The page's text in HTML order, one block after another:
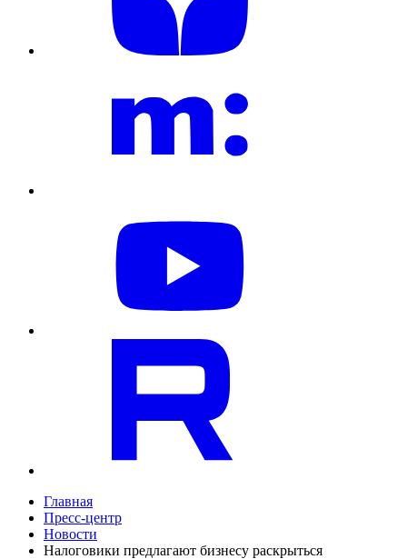
Главная
Пресс-центр
Новости
Налоговики предлагают бизнесу раскрыться